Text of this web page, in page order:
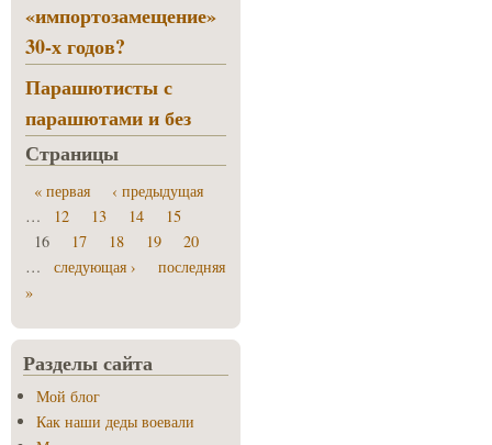
«импортозамещение»
30-х годов?
Парашютисты с
парашютами и без
Страницы
« первая
‹ предыдущая
…
12 13 14
15
16
17 18 19
20
…
следующая ›
последняя
»
Разделы сайта
Мой блог
Как наши деды воевали